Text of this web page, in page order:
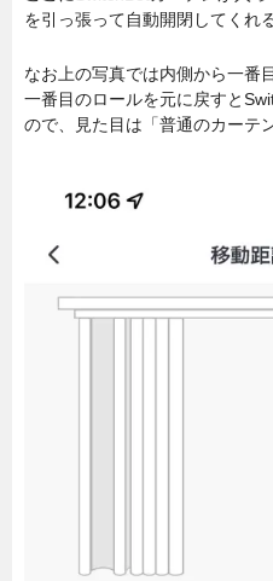
を引っ張って自動開閉してくれ
なお上の写真では内側から一番
一番目のロールを元に戻すと
ので、見た目は「普通のカーテ